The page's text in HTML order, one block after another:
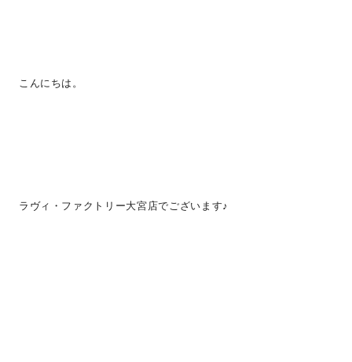
こんにちは。
ラヴィ・ファクトリー大宮店でございます♪